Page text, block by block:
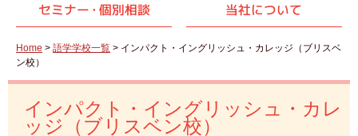
セミナー・ 個別相談 当社について
Home > 語学学校一覧 > インパクト・イングリッシュ・カレッジ（ブリスベ
ン校）
インパクト・イングリッシュ・カレ
ッジ（ブリスベン校）